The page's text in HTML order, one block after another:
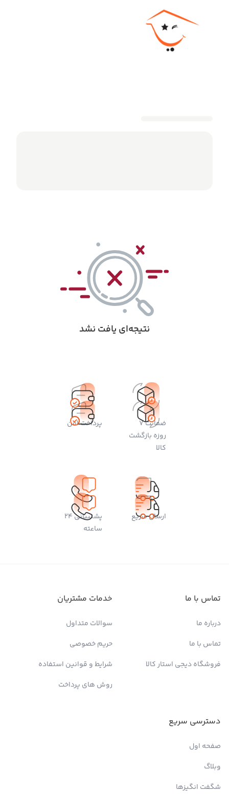
نتیجه‌ای یافت نشد
ضمانت 7
روزه بازگشت
کالا
پرداخت امن
ارسال سریع
پشتیبانی 24
ساعته
تماس با ما
درباره ما
تماس با ما
فروشگاه دیجی استار کالا
خدمات مشتریان
سوالات متداول
حریم خصوصی
شرایط و قوانین استفاده
روش های پرداخت
دسترسی سریع
صفحه اول
وبلاگ
شگفت انگیزها